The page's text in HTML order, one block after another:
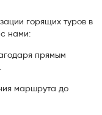
горящих туров в
нами:
прямым
маршрута до